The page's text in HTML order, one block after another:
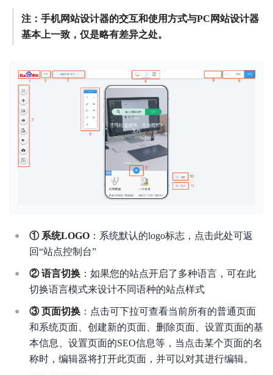
AIPAGE
功能发布记录
产品描述
产品定价
视频专区
API参考
相关协议
售后服务方式
百度智能门户（AIPage）服务不可用赔偿标准
注：手机网站设计器的交互和使用方式与PC网站设计器
基本上一致，仅是略有差异之处。
① 系统LOGO ：系统默认的logo标志，点击此处可返
回“站点控制台”
② 语言切换 ：如果您的站点开启了多种语言，可在此
切换语言模式来设计不同语种的站点样式
③ 页面切换 ：点击可下拉可查看当前所有的普通页面
和系统页面、创建新的页面、删除页面、设置页面的基
本信息、设置页面的SEO信息等，当点击某个页面的名
称时，编辑器将打开此页面，并可以对其进行编辑。